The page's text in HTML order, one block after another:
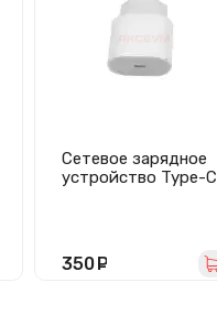
Сетевое зарядное
устройство Type-C
350